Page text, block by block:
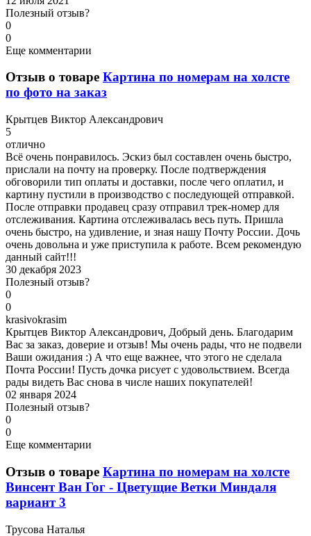
Полезный отзыв?
0
0
Еще комментарии
Отзыв о товаре Картина по номерам на холсте
по фото на заказ
Крытцев Виктор Александрович
5
отлично
Всё очень понравилось. Эскиз был составлен очень быстро,
прислали на почту на проверку. После подтверждения
обговорили тип оплаты и доставки, после чего оплатил, и
картину пустили в производство с последующей отправкой.
После отправки продавец сразу отправил трек-номер для
отслеживания. Картина отслеживалась весь путь. Пришла
очень быстро, на удивление, и зная нашу Почту России. Дочь
очень довольна и уже приступила к работе. Всем рекомендую
данный сайт!!!
30 декабря 2023
Полезный отзыв?
0
0
krasivokrasim
Крытцев Виктор Александрович, Добрый день. Благодарим
Вас за заказ, доверие и отзыв! Мы очень рады, что не подвели
Ваши ожидания :) А что еще важнее, что этого не сделала
Почта России! Пусть дочка рисует с удовольствием. Всегда
рады видеть Вас снова в числе наших покупателей!
02 января 2024
Полезный отзыв?
0
0
Еще комментарии
Отзыв о товаре Картина по номерам на холсте
Винсент Ван Гог - Цветущие Ветки Миндаля
вариант 3
Трусова Наталья